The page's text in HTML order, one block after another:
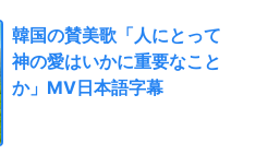
韓国の賛美歌「人にとって
神の愛はいかに重要なこと
か」MV日本語字幕